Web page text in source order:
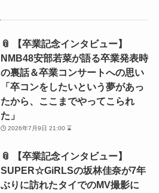
📎 【卒業記念インタビュー】
NMB48安部若菜が語る卒業発表時
の裏話＆卒業コンサートへの思い
「卒コンをしたいという夢があっ
たから、ここまでやってこられ
た」
2026年7月9日 21:00 ⌛
📎 【卒業記念インタビュー】
SUPER☆GiRLSの坂林佳奈が7年
ぶりに訪れたタイでのMV撮影に